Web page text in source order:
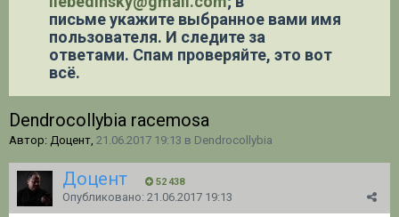
письме укажите выбранное вами имя
пользователя. И следите за
ответами. Спам проверяйте, это вот
всё.
Dendrocollybia racemosa
Автор: Доцент, 21.06.2017 19:13 в Dendrocollybia
Доцент 52 438
Опубликовано: 21.06.2017 19:13